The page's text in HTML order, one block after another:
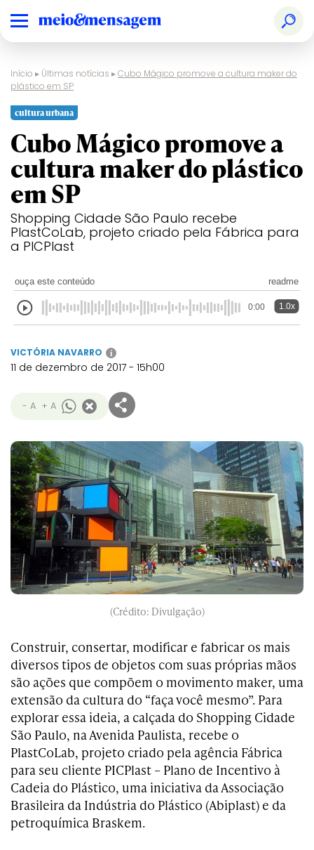
Início ▸ Últimas notícias ▸Cubo Mágico promove a cultura maker do
plástico em SP
cultura urbana
Cubo Mágico promove a
cultura maker do plástico
em SP
Shopping Cidade São Paulo recebe
PlastCoLab, projeto criado pela Fábrica para
a PICPlast
ouça este conteúdo readme
0:00 1.0x
VICTÓRIA NAVARRO i
11 de dezembro de 2017 - 15h00
- A + A
(Crédito: Divulgação)
Construir, consertar, modificar e fabricar os mais
diversos tipos de objetos com suas próprias mãos
são ações que compõem o movimento maker, uma
extensão da cultura do “faça você mesmo”. Para
explorar essa ideia, a calçada do Shopping Cidade
São Paulo, na Avenida Paulista, recebe o
PlastCoLab, projeto criado pela agência Fábrica
para seu cliente PICPlast – Plano de Incentivo à
Cadeia do Plástico, uma iniciativa da Associação
Brasileira da Indústria do Plástico (Abiplast) e da
petroquímica Braskem.